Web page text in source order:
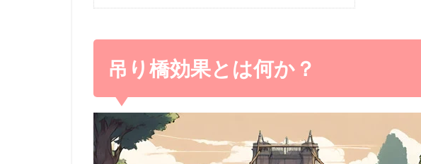
吊り橋効果とは何か？